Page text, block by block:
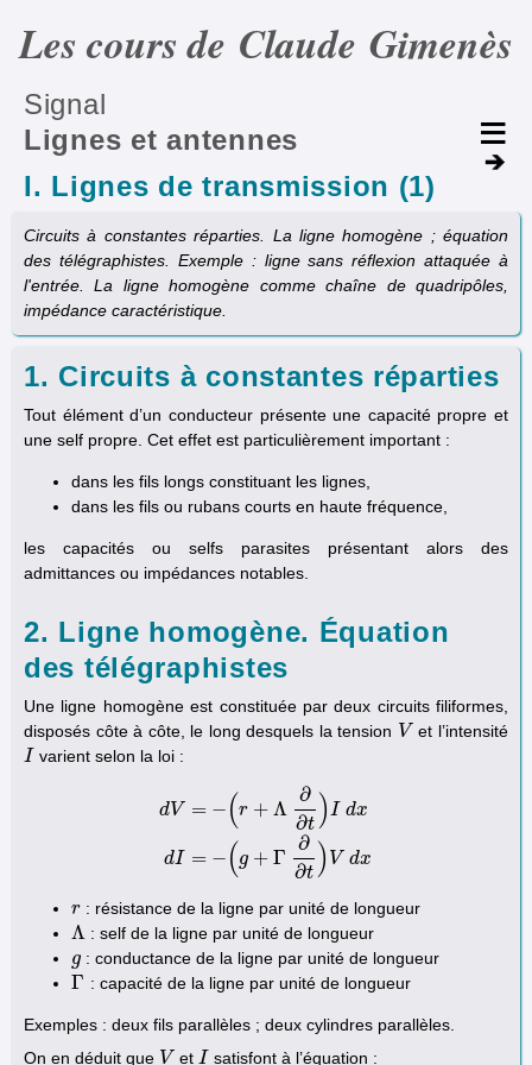
Les cours de Claude Gimenès
Signal
Lignes et antennes
I. Lignes de transmission (1)
Circuits à constantes réparties. La ligne homogène ; équation
des télégraphistes. Exemple : ligne sans réflexion attaquée à
l'entrée. La ligne homogène comme chaîne de quadripôles,
impédance caractéristique.
1. Circuits à constantes réparties
Tout élément d’un conducteur présente une capacité propre et
une self propre. Cet effet est particulièrement important :
dans les fils longs constituant les lignes,
dans les fils ou rubans courts en haute fréquence,
les capacités ou selfs parasites présentant alors des
admittances ou impédances notables.
2. Ligne homogène. Équation
des télégraphistes
Une ligne homogène est constituée par deux circuits filiformes,
disposés côte à côte, le long desquels la tension V
V et l’intensité
I
I varient selon la loi :
dV
dI
= − (r + Λ
∂
∂t )I dx
= − (g + Γ
∂
∂t ) V dx
∂ I=−(
r
r : résistance de la ligne par unité de longueur
Λ
Λ : self de la ligne par unité de longueur
g
g : conductance de la ligne par unité de longueur
Γ
Γ : capacité de la ligne par unité de longueur
Exemples : deux fils parallèles ; deux cylindres parallèles.
On en déduit que V
V etI
I satisfont à l’équation :